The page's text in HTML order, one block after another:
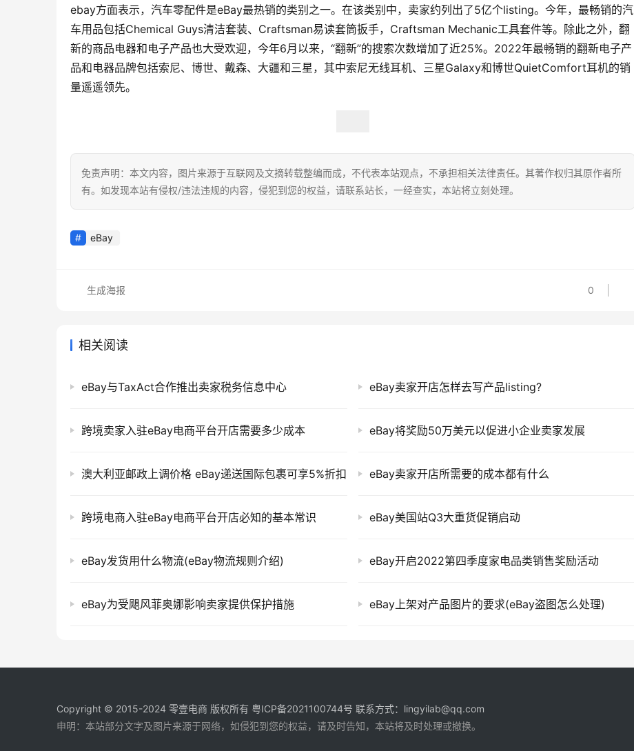
ebay方面表示，汽车零配件是eBay最热销的类别之一。在该类别中，卖家约列出了5亿个listing。今年，最畅销的汽
车用品包括Chemical Guys清洁套装、Craftsman易读套筒扳手，Craftsman Mechanic工具套件等。除此之外，翻
新的商品电器和电子产品也大受欢迎，今年6月以来，“翻新”的搜索次数增加了近25%。2022年最畅销的翻新电子产
品和电器品牌包括索尼、博世、戴森、大疆和三星，其中索尼无线耳机、三星Galaxy和博世QuietComfort耳机的销
量遥遥领先。
免责声明：本文内容，图片来源于互联网及文摘转载整编而成，不代表本站观点，不承担相关法律责任。其著作权归其原作者所
有。如发现本站有侵权/违法违规的内容，侵犯到您的权益，请联系站长，一经查实，本站将立刻处理。
eBay
0
生成海报
相关阅读
eBay与TaxAct合作推出卖家税务信息中心 eBay卖家开店怎样去写产品listing?
跨境卖家入驻eBay电商平台开店需要多少成本 eBay将奖励50万美元以促进小企业卖家发展
澳大利亚邮政上调价格 eBay递送国际包裹可享5%折扣 eBay卖家开店所需要的成本都有什么
跨境电商入驻eBay电商平台开店必知的基本常识 eBay美国站Q3大重货促销启动
eBay发货用什么物流(eBay物流规则介绍) eBay开启2022第四季度家电品类销售奖励活动
eBay为受飓风菲奥娜影响卖家提供保护措施 eBay上架对产品图片的要求(eBay盗图怎么处理)
Copyright © 2015-2024 零壹电商 版权所有 粤ICP备2021100744号 联系方式：lingyilab@qq.com
申明：本站部分文字及图片来源于网络，如侵犯到您的权益，请及时告知，本站将及时处理或撤换。